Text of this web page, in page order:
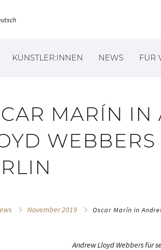
KÜNSTLER:INNEN NEWS FÜR
MARÍN IN
November 2019 Oscar Marín in
Andrew Lloyd Webbers für